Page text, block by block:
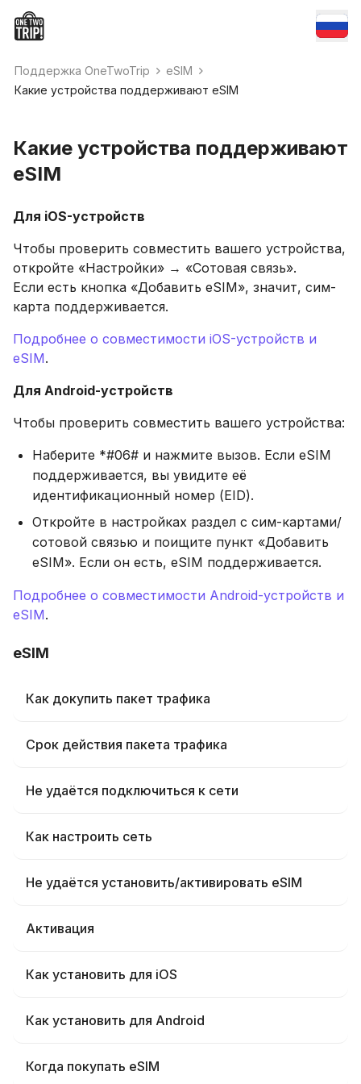
Поддержка OneTwoTrip
eSIM
Какие устройства поддерживают eSIM
Какие устройства поддерживают
eSIM
Для iOS-устройств
Чтобы проверить совместить вашего устройства,
откройте «Настройки» → «Сотовая связь».
Если есть кнопка «Добавить eSIM», значит, сим-
карта поддерживается.
Подробнее о совместимости iOS-устройств и
eSIM.
Для Android-устройств
Чтобы проверить совместить вашего устройства:
Наберите *#06# и нажмите вызов. Если eSIM
поддерживается, вы увидите её
идентификационный номер (EID).
Откройте в настройках раздел с сим-картами/
сотовой связью и поищите пункт «Добавить
eSIM». Если он есть, eSIM поддерживается.
Подробнее о совместимости Android-устройств и
eSIM.
eSIM
Как докупить пакет трафика
Срок действия пакета трафика
Не удаётся подключиться к сети
Как настроить сеть
Не удаётся установить/активировать eSIM
Активация
Как установить для iOS
Как установить для Android
Когда покупать eSIM